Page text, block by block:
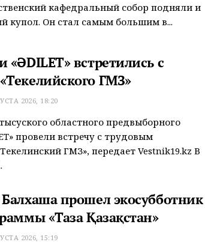
кафедральный собор подняли и
купол. Он стал самым большим в...
«ӘDILET» встретились с
ГМЗ»
2026, 18:20
областного предвыборного
провели встречу с трудовым
ГМЗ», передает Vestnik19.kz В
прошел экосубботник
«Таза Қазақстан»
2026, 15:19